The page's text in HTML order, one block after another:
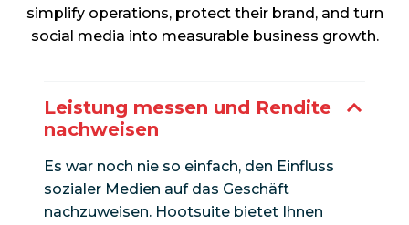
simplify operations, protect their brand, and turn
social media into measurable business growth.
Leistung messen und Rendite
nachweisen
Es war noch nie so einfach, den Einfluss
sozialer Medien auf das Geschäft
nachzuweisen. Hootsuite bietet Ihnen